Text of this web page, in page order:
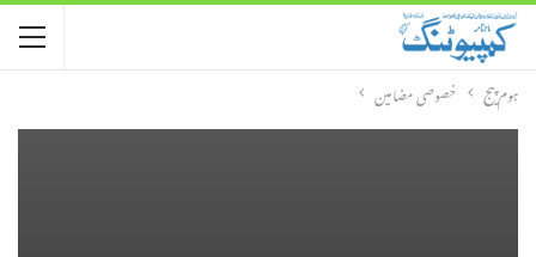
ہوم پیج خصوصی مضامین